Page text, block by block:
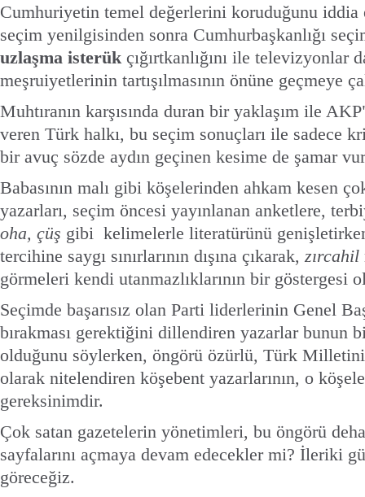
Cumhuriyetin temel değerlerini koruduğunu iddia
seçim yenilgisinden sonra Cumhurbaşkanlığı
uzlaşma isterükçığırtkanlığını ile televizyonlar
meşruiyetlerinin tartışılmasının önüne geçmeye
Muhtıranın karşısında duran bir yaklaşım ile
veren Türk halkı, bu seçim sonuçları ile sadece
bir avuç sözde aydın geçinen kesime de şamar
Babasının malı gibi köşelerinden ahkam kesen
yazarları, seçim öncesi yayınlanan anketlere,
oha, çüş gibi kelimelerle literatürünü
tercihine saygı sınırlarının dışına çıkarak, zırcahil
görmeleri kendi utanmazlıklarının bir göstergesi
Seçimde başarısız olan Parti liderlerinin Genel
bırakması gerektiğini dillendiren yazarlar bunun
olduğunu söylerken, öngörü özürlü, Türk
olarak nitelendiren köşebent yazarlarının, o
gereksinimdir.
Çok satan gazetelerin yönetimleri, bu öngörü
sayfalarını açmaya devam edecekler mi? İleriki
göreceğiz.